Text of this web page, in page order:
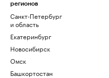
регионов
Санкт-Петербург
и область
Екатеринбург
Новосибирск
Омск
Башкортостан